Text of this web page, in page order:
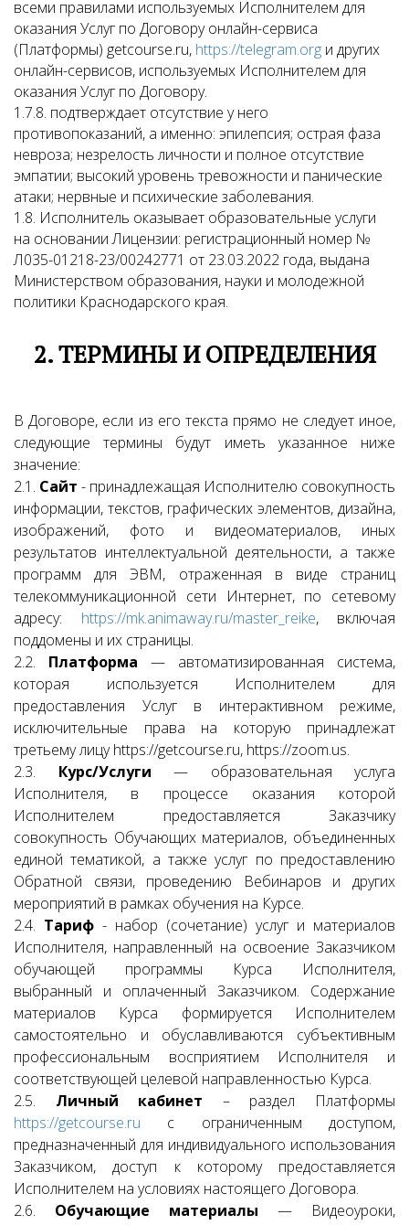
всеми правилами используемых Исполнителем для
оказания Услуг по Договору онлайн-сервиса
(Платформы) getcourse.ru, https://telegram.org и других
онлайн-сервисов, используемых Исполнителем для
оказания Услуг по Договору.
1.7.8. подтверждает отсутствие у него
противопоказаний, а именно: эпилепсия; острая фаза
невроза; незрелость личности и полное отсутствие
эмпатии; высокий уровень тревожности и панические
атаки; нервные и психические заболевания.
1.8. Исполнитель оказывает образовательные услуги
на основании Лицензии: регистрационный номер №
Л035-01218-23/00242771 от 23.03.2022 года, выдана
Министерством образования, науки и молодежной
политики Краснодарского края.
2. ТЕРМИНЫ И ОПРЕДЕЛЕНИЯ
В Договоре, если из его текста прямо не следует иное,
следующие термины будут иметь указанное ниже
значение:
2.1. Сайт - принадлежащая Исполнителю совокупность
информации, текстов, графических элементов, дизайна,
изображений, фото и видеоматериалов, иных
результатов интеллектуальной деятельности, а также
программ для ЭВМ, отраженная в виде страниц
телекоммуникационной сети Интернет, по сетевому
адресу: https://mk.animaway.ru/master_reike, включая
поддомены и их страницы.
2.2. Платформа — автоматизированная система,
которая используется Исполнителем для
предоставления Услуг в интерактивном режиме,
исключительные права на которую принадлежат
третьему лицу https://getcourse.ru, https://zoom.us.
2.3. Курс/Услуги — образовательная услуга
Исполнителя, в процессе оказания которой
Исполнителем предоставляется Заказчику
совокупность Обучающих материалов, объединенных
единой тематикой, а также услуг по предоставлению
Обратной связи, проведению Вебинаров и других
мероприятий в рамках обучения на Курсе.
2.4. Тариф - набор (сочетание) услуг и материалов
Исполнителя, направленный на освоение Заказчиком
обучающей программы Курса Исполнителя,
выбранный и оплаченный Заказчиком. Содержание
материалов Курса формируется Исполнителем
самостоятельно и обуславливаются субъективным
профессиональным восприятием Исполнителя и
соответствующей целевой направленностью Курса.
2.5. Личный кабинет – раздел Платформы
https://getcourse.ru с ограниченным доступом,
предназначенный для индивидуального использования
Заказчиком, доступ к которому предоставляется
Исполнителем на условиях настоящего Договора.
2.6. Обучающие материалы — Видеоуроки,